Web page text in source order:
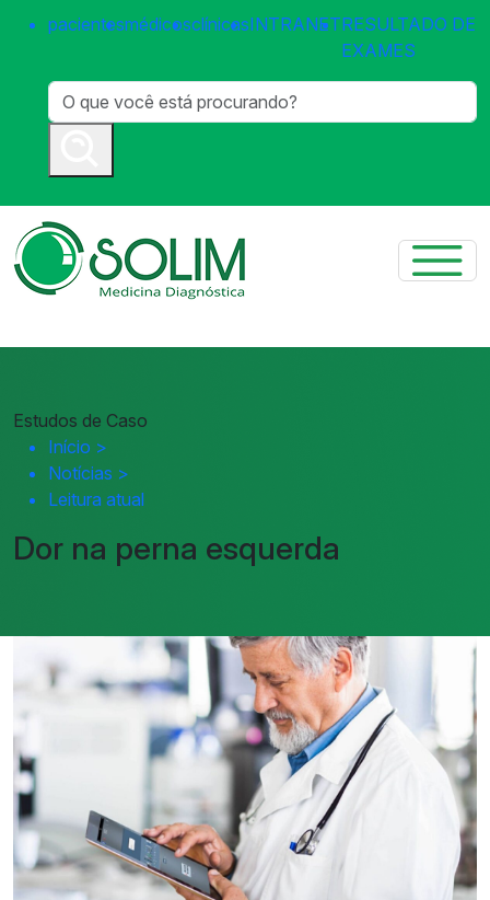
pacientesmédicosclínicasINTRANETRESULTADO DE
EXAMES
Estudos de Caso
Início >
Notícias >
Leitura atual
Dor na perna esquerda